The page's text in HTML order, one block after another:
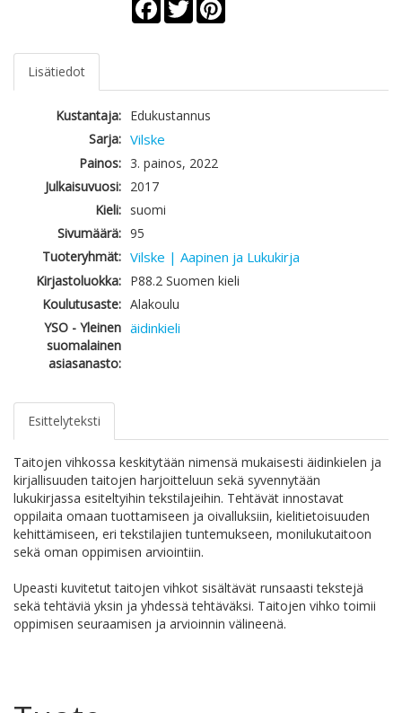
Lisätiedot
Kustantaja: Edukustannus
Sarja: Vilske
Painos: 3. painos, 2022
Julkaisuvuosi: 2017
Kieli: suomi
Sivumäärä: 95
Tuoteryhmät: Vilske | Aapinen ja Lukukirja
Kirjastoluokka: P88.2 Suomen kieli
Koulutusaste: Alakoulu
YSO - Yleinen
suomalainen
asiasanasto:
äidinkieli
Esittelyteksti
Taitojen vihkossa keskitytään nimensä mukaisesti äidinkielen ja
kirjallisuuden taitojen harjoitteluun sekä syvennytään
lukukirjassa esiteltyihin tekstilajeihin. Tehtävät innostavat
oppilaita omaan tuottamiseen ja oivalluksiin, kielitietoisuuden
kehittämiseen, eri tekstilajien tuntemukseen, monilukutaitoon
sekä oman oppimisen arviointiin.
Upeasti kuvitetut taitojen vihkot sisältävät runsaasti tekstejä
sekä tehtäviä yksin ja yhdessä tehtäväksi. Taitojen vihko toimii
oppimisen seuraamisen ja arvioinnin välineenä.